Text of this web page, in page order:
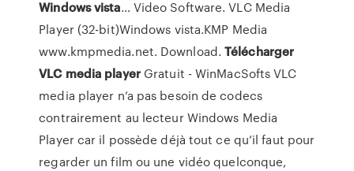
Windowsvista… Video Software. VLC Media
Player (32-bit)Windows vista.KMP Media
www.kmpmedia.net. Download.Télécharger
VLC media playerGratuit - WinMacSofts VLC
media player n’a pas besoin de codecs
contrairement au lecteur Windows Media
Player car il possède déjà tout ce qu’il faut pour
regarder un film ou une vidéo quelconque,